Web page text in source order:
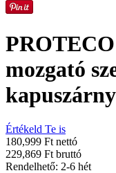
mozgató
Értékeld Te is
180,999 Ft nettó
229,869 Ft bruttó
Rendelhető: 2-6 hét